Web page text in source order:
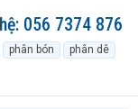
056 7374 876
phân bón
phân dê